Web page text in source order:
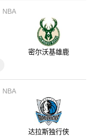
NBA
密尔沃基雄鹿
NBA
达拉斯独行侠